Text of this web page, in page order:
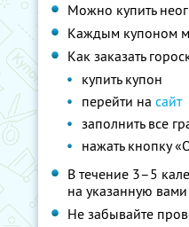
Можно купить
Каждым купоном
Как заказать
купить купон
перейти на сайт
заполнить все
нажать кнопку
В течение 3–5
на указанную
Не забывайте